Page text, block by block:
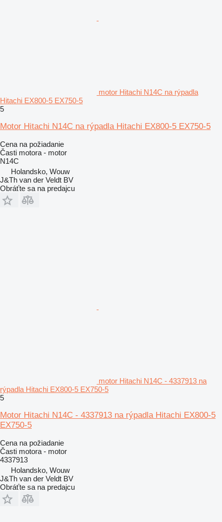
motor Hitachi N14C na rýpadla
Hitachi EX800-5 EX750-5
5
Motor Hitachi N14C na rýpadla Hitachi EX800-5 EX750-5
Cena na požiadanie
Časti motora - motor
N14C
Holandsko, Wouw
J&Th van der Veldt BV
Obráťte sa na predajcu
motor Hitachi N14C - 4337913 na
rýpadla Hitachi EX800-5 EX750-5
5
Motor Hitachi N14C - 4337913 na rýpadla Hitachi EX800-5
EX750-5
Cena na požiadanie
Časti motora - motor
4337913
Holandsko, Wouw
J&Th van der Veldt BV
Obráťte sa na predajcu